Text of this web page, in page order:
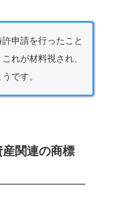
申請を行ったこと
れが材料視され、
です。
関連の商標